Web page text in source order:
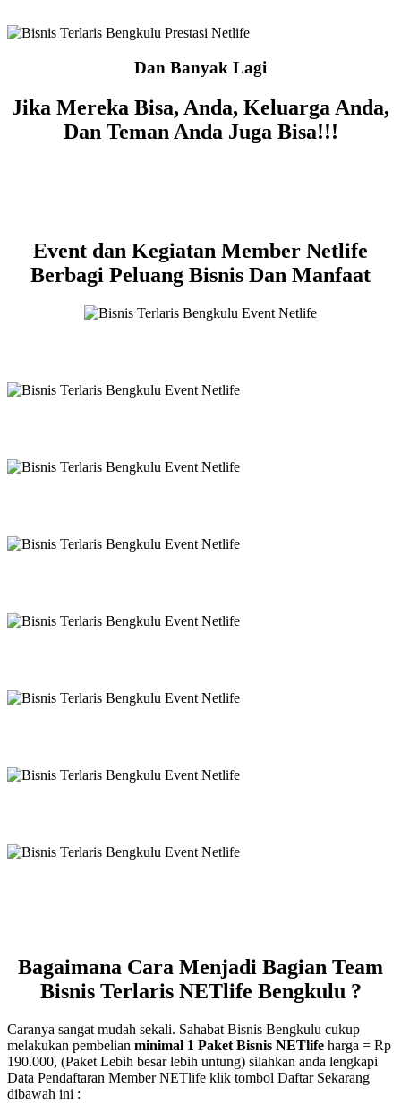
Dan Banyak Lagi
Jika Mereka Bisa, Anda, Keluarga Anda,
Dan Teman Anda Juga Bisa!!!
Event dan Kegiatan Member Netlife
Berbagi Peluang Bisnis Dan Manfaat
Bagaimana Cara Menjadi Bagian Team
Bisnis Terlaris NETlife Bengkulu ?
Caranya sangat mudah sekali. Sahabat Bisnis Bengkulu cukup
melakukan pembelian minimal 1 Paket Bisnis NETlife harga = Rp
190.000, (Paket Lebih besar lebih untung) silahkan anda lengkapi
Data Pendaftaran Member NETlife klik tombol Daftar Sekarang
dibawah ini :